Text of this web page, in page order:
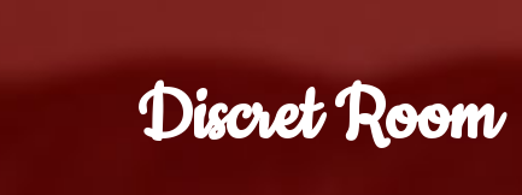
Discret Room